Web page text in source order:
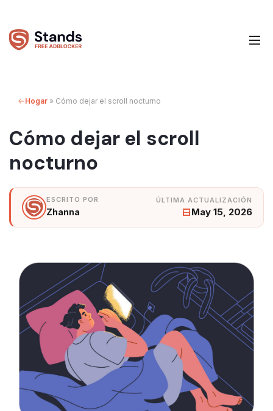
Hogar » Cómo dejar el scroll nocturno
Cómo dejar el scroll
nocturno
Zhanna May 15, 2026